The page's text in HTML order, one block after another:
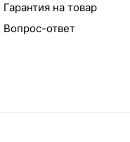
Гарантия на товар
Вопрос-ответ